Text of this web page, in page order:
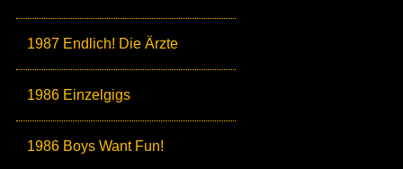
1987 Endlich! Die Ärzte
1986 Einzelgigs
1986 Boys Want Fun!